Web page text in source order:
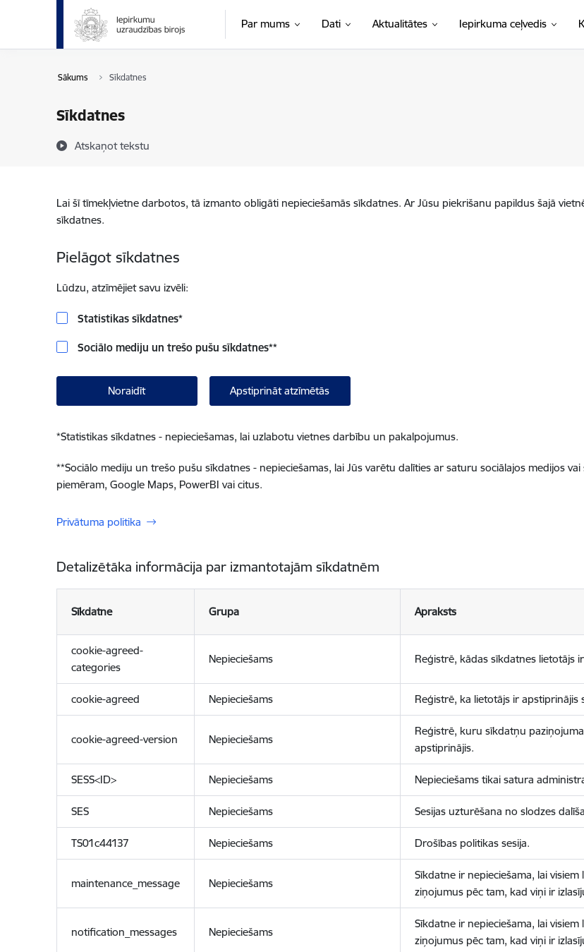
Pāriet uz lapas saturu
Par mums Dati Aktualitātes Iepirkuma ceļvedis
Sākums Sīkdatnes
Sīkdatnes
Atskaņot tekstu
Lai šī tīmekļvietne darbotos, tā izmanto obligāti nepieciešamās sīkdatnes. Ar Jūsu piekrišanu papildus šajā
sīkdatnes.
Pielāgot sīkdatnes
Lūdzu, atzīmējiet savu izvēli:
Statistikas sīkdatnes*
Sociālo mediju un trešo pušu sīkdatnes**
Noraidīt Apstiprināt atzīmētās
*Statistikas sīkdatnes - nepieciešamas, lai uzlabotu vietnes darbību un pakalpojumus.
**Sociālo mediju un trešo pušu sīkdatnes - nepieciešamas, lai Jūs varētu dalīties ar saturu sociālajos medijos
piemēram, Google Maps, PowerBI vai citus.
Privātuma politika
Detalizētāka informācija par izmantotajām sīkdatnēm
Sīkdatne Grupa Apraksts
cookie-agreed-
categories
Nepieciešams Reģistrē, kādas sīkdatnes lietotājs
cookie-agreed Nepieciešams Reģistrē, ka lietotājs ir
cookie-agreed-version Nepieciešams
Reģistrē, kuru sīkdatņu
apstiprinājis.
SESS<ID> Nepieciešams Nepieciešams tikai satura
SES Nepieciešams Sesijas uzturēšana no slodzes
TS01c44137 Nepieciešams Drošības politikas sesija.
maintenance_message Nepieciešams
Sīkdatne ir nepieciešama, lai
ziņojumus pēc tam, kad viņi ir
notification_messages Nepieciešams
Sīkdatne ir nepieciešama, lai
ziņojumus pēc tam, kad viņi ir